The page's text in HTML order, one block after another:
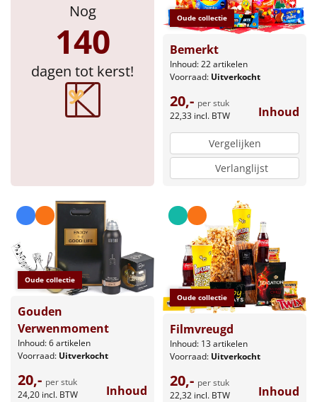
Nog
140
dagen tot kerst!
Oude collectie
Bemerkt
Inhoud: 22 artikelen
Voorraad: Uitverkocht
20,- per stuk
22,33 incl. BTW Inhoud
Vergelijken
Verlanglijst
Oude collectie
Gouden
Verwenmoment
Inhoud: 6 artikelen
Voorraad: Uitverkocht
20,- per stuk
24,20 incl. BTW Inhoud
Oude collectie
Filmvreugd
Inhoud: 13 artikelen
Voorraad: Uitverkocht
20,- per stuk
22,32 incl. BTW Inhoud